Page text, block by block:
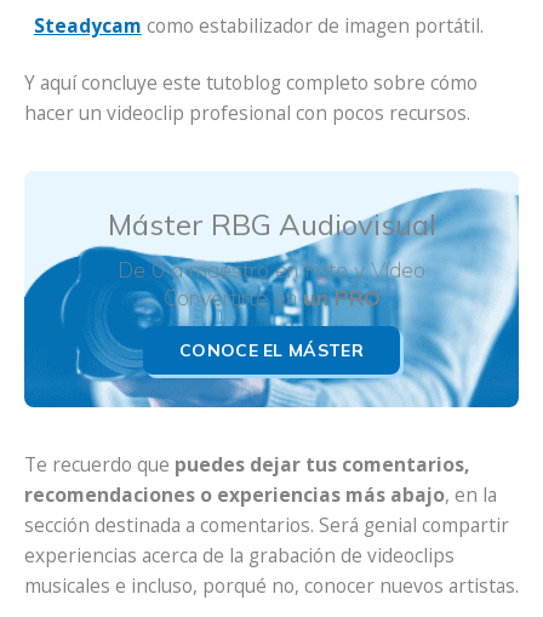
Steadycam como estabilizador de imagen portátil.
Y aquí concluye este tutoblog completo sobre cómo
hacer un videoclip profesional con pocos recursos.
Máster RBG Audiovisual
De 0 a maestro en Foto y Vídeo
Convertirte enun PRO
CONOCE EL MÁSTER
Te recuerdo que puedes dejar tus comentarios,
recomendaciones o experiencias más abajo, en la
sección destinada a comentarios. Será genial compartir
experiencias acerca de la grabación de videoclips
musicales e incluso, porqué no, conocer nuevos artistas.